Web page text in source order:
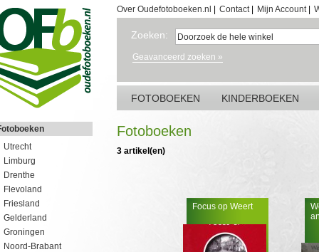
Over Oudefotoboeken.nl Contact| Mijn Account|
Zoeken:
Geavanceerd zoeken »
FOTOBOEKEN KINDERBOEKEN
Utrecht
Limburg
Drenthe
Flevoland
Friesland
Gelderland
Groningen
Noord-Brabant
Fotoboeken
3 artikel(en)
Focus op Weert